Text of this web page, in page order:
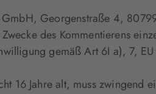
Georgenstraße 4,
des Kommentierens
gemäß Art 6I a), 7,
16 Jahre alt, muss